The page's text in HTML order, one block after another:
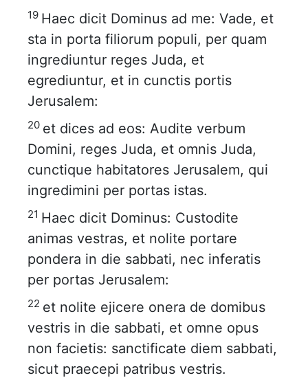
19 Haec dicit Dominus ad me: Vade, et
sta in porta filiorum populi, per quam
ingrediuntur reges Juda, et
egrediuntur, et in cunctis portis
Jerusalem:
20 et dices ad eos: Audite verbum
Domini, reges Juda, et omnis Juda,
cunctique habitatores Jerusalem, qui
ingredimini per portas istas.
21 Haec dicit Dominus: Custodite
animas vestras, et nolite portare
pondera in die sabbati, nec inferatis
per portas Jerusalem:
22 et nolite ejicere onera de domibus
vestris in die sabbati, et omne opus
non facietis: sanctificate diem sabbati,
sicut praecepi patribus vestris.